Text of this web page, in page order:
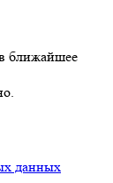
ближайшее
данных